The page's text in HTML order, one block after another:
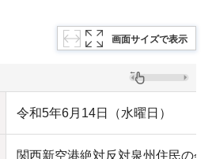
画面サイズで表示
令和5年6月14日（水曜日）
関西新空港絶対反対泉州住民の